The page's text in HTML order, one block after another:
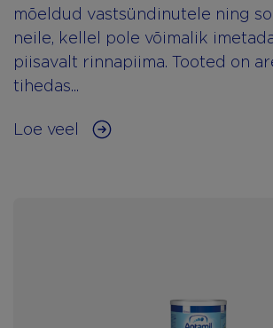
mõeldud vastsündinutele ning
neile, kellel pole võimalik
piisavalt rinnapiima. Tooted on
tihedas...
Loe veel